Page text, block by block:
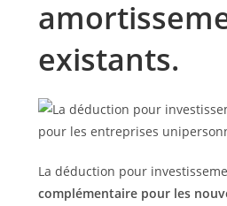
existants.
La déduction pour
complémentaire pour les